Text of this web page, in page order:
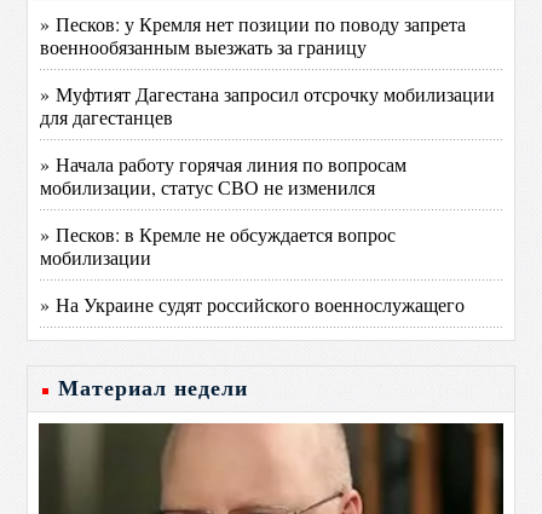
» Песков: у Кремля нет позиции по поводу запрета
военнообязанным выезжать за границу
» Муфтият Дагестана запросил отсрочку мобилизации
для дагестанцев
» Начала работу горячая линия по вопросам
мобилизации, статус СВО не изменился
» Песков: в Кремле не обсуждается вопрос
мобилизации
» На Украине судят российского военнослужащего
Материал недели